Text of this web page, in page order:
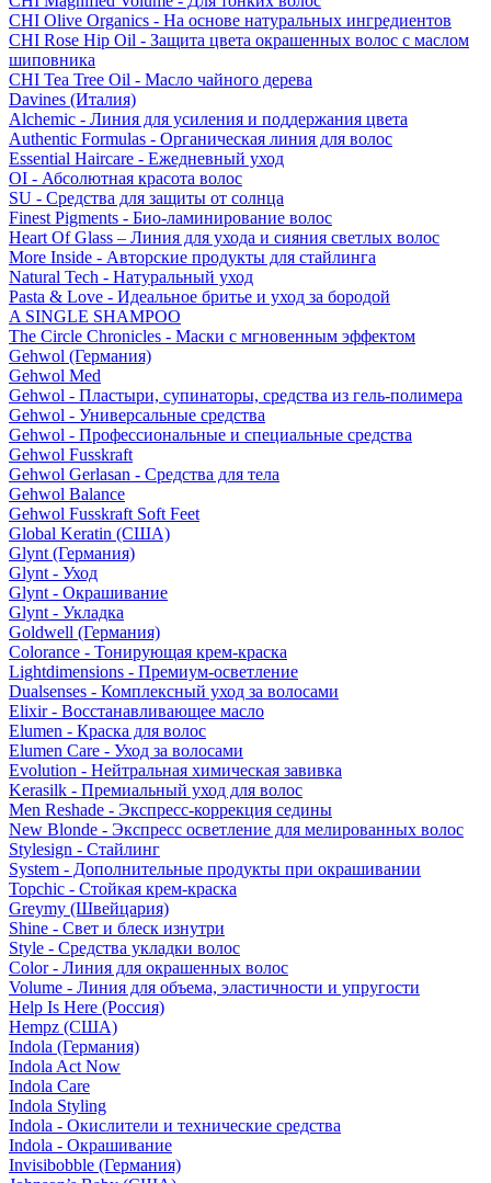
CHI Olive Organics - На основе натуральных ингредиентов
CHI Rose Hip Oil - Защита цвета окрашенных волос с маслом
шиповника
CHI Tea Tree Oil - Масло чайного дерева
Davines (Италия)
Alchemic - Линия для усиления и поддержания цвета
Authentic Formulas - Органическая линия для волос
Essential Haircare - Eжедневный уход
OI - Абсолютная красота волос
SU - Средства для защиты от солнца
Finest Pigments - Био-ламинирование волос
Heart Of Glass – Линия для ухода и сияния светлых волос
More Inside - Авторские продукты для стайлинга
Natural Tech - Натуральный уход
Pasta & Love - Идеальное бритье и уход за бородой
A SINGLE SHAMPOO
The Circle Chronicles - Маски с мгновенным эффектом
Gehwol (Германия)
Gehwol Med
Gehwol - Пластыри, супинаторы, средства из гель-полимера
Gehwol - Универсальные средства
Gehwol - Профессиональные и специальные средства
Gehwol Fusskraft
Gehwol Gerlasan - Средства для тела
Gehwol Balance
Gehwol Fusskraft Soft Feet
Global Keratin (США)
Glynt (Германия)
Glynt - Уход
Glynt - Окрашивание
Glynt - Укладка
Goldwell (Германия)
Colorance - Тонирующая крем-краска
Lightdimensions - Премиум-осветление
Dualsenses - Комплексный уход за волосами
Elixir - Восстанавливающее масло
Elumen - Краска для волос
Elumen Care - Уход за волосами
Evolution - Нейтральная химическая завивка
Kerasilk - Премиальный уход для волос
Men Reshade - Экспресс-коррекция седины
New Blonde - Экспресс осветление для мелированных волос
Stylesign - Стайлинг
System - Дополнительные продукты при окрашивании
Topchic - Стойкая крем-краска
Greymy (Швейцария)
Shine - Свет и блеск изнутри
Style - Средства укладки волос
Color - Линия для окрашенных волос
Volume - Линия для объема, эластичности и упругости
Help Is Here (Россия)
Hempz (США)
Indola (Германия)
Indola Act Now
Indola Care
Indola Styling
Indola - Окислители и технические средства
Indola - Окрашивание
Invisibobble (Германия)